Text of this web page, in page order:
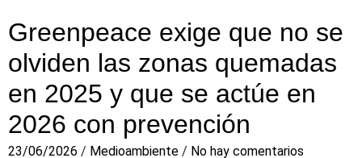
Greenpeace exige que no se
olviden las zonas quemadas
en 2025 y que se actúe en
2026 con prevención
23/06/2026 / Medioambiente / No hay comentarios